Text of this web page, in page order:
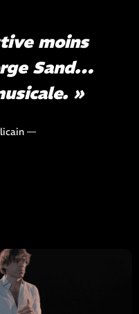
moins
Sand…
»
—